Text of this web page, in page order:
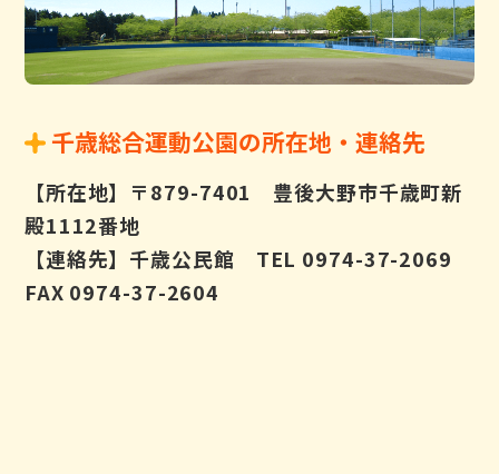
千歳総合運動公園の所在地・連絡先
【所在地】〒879-7401 豊後大野市千歳町新
殿1112番地
【連絡先】千歳公民館 TEL 0974-37-2069
FAX 0974-37-2604